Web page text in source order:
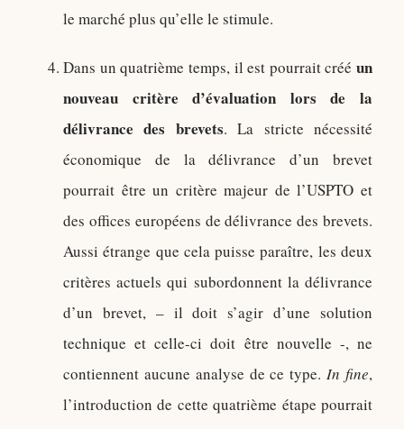
le marché plus qu’elle le stimule.
Dans un quatrième temps, il est pourrait créé un
nouveau critère d’évaluation lors de la
délivrance des brevets. La stricte nécessité
économique de la délivrance d’un brevet
pourrait être un critère majeur de l’USPTO et
des offices européens de délivrance des brevets.
Aussi étrange que cela puisse paraître, les deux
critères actuels qui subordonnent la délivrance
d’un brevet, – il doit s’agir d’une solution
technique et celle-ci doit être nouvelle -, ne
contiennent aucune analyse de ce type.In fine,
l’introduction de cette quatrième étape pourrait